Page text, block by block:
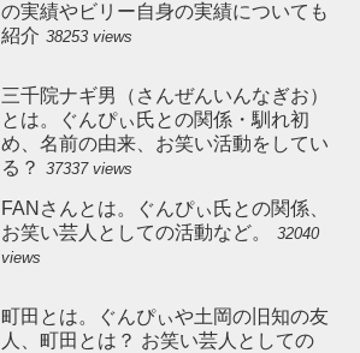
の実績やビリー自身の実績についても
紹介 38253 views
三千院ナギ男（さんぜんいんなぎお）
とは。ぐんぴぃ氏との関係・馴れ初
め、名前の由来、お笑い活動をしてい
る？ 37337 views
FANさんとは。ぐんぴぃ氏との関係、
お笑い芸人としての活動など。
32040
views
町田とは。ぐんぴぃや土岡の旧知の友
人、町田とは？ お笑い芸人としての